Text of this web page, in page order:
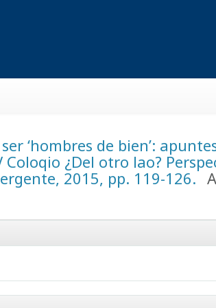
‘hombres de bien’:
¿Del otro lao?
2015, pp. 119-126.